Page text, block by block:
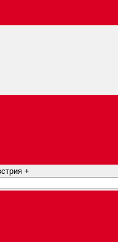
+